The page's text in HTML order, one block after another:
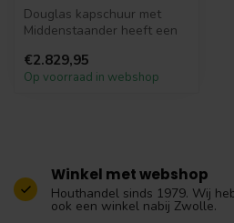
Douglas kapschuur met
Middenstaander heeft een
ofwel 6x3...
€2.829,95
Op voorraad in webshop
Winkel met webshop
Houthandel sinds 1979. Wij
ook een winkel nabij Zwolle.